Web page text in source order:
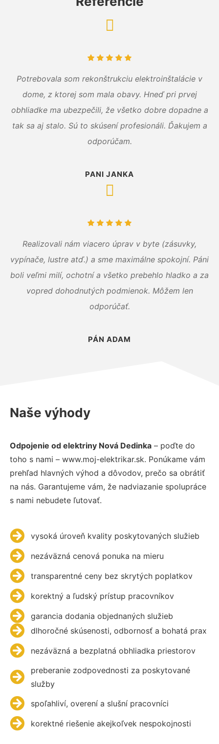
Potrebovala som rekonštrukciu elektroinštalácie v
dome, z ktorej som mala obavy. Hneď pri prvej
obhliadke ma ubezpečili, že všetko dobre dopadne a
tak sa aj stalo. Sú to skúsení profesionáli. Ďakujem a
odporúčam.
PANI JANKA
Realizovali nám viacero úprav v byte (zásuvky,
vypínače, lustre atď.) a sme maximálne spokojní. Páni
boli veľmi milí, ochotní a všetko prebehlo hladko a za
vopred dohodnutých podmienok. Môžem len
odporúčať.
PÁN ADAM
Naše výhody
Odpojenie od elektriny Nová Dedinka – poďte do
toho s nami – www.moj-elektrikar.sk. Ponúkame vám
prehľad hlavných výhod a dôvodov, prečo sa obrátiť
na nás. Garantujeme vám, že nadviazanie spolupráce
s nami nebudete ľutovať.
vysoká úroveň kvality poskytovaných služieb
nezáväzná cenová ponuka na mieru
transparentné ceny bez skrytých poplatkov
korektný a ľudský prístup pracovníkov
garancia dodania objednaných služieb
dlhoročné skúsenosti, odbornosť a bohatá prax
nezáväzná a bezplatná obhliadka priestorov
preberanie zodpovednosti za poskytované
služby
spoľahliví, overení a slušní pracovníci
korektné riešenie akejkoľvek nespokojnosti